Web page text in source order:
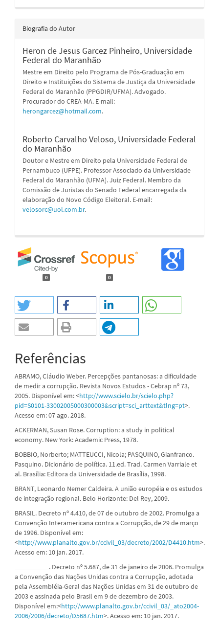
Biografia do Autor
Heron de Jesus Garcez Pinheiro, Universidade
Federal do Maranhão
Mestre em Direito pelo Programa de Pós-Graduação em
Direito e Instituições do Sistema de Justiça da Universidade
Federal do Maranhão (PPGDIR/UFMA). Advogado.
Procurador do CREA-MA. E-mail:
herongarcez@hotmail.com.
Roberto Carvalho Veloso, Universidade Federal
do Maranhão
Doutor e Mestre em Direito pela Universidade Federal de
Pernambuco (UFPE). Professor Associado da Universidade
Federal do Maranhão (UFMA). Juiz Federal. Membro da
Comissão de Juristas do Senado Federal encarregada da
elaboração do Novo Código Eleitoral. E-mail:
velosorc@uol.com.br.
0 0
Referências
ABRAMO, Cláudio Weber. Percepções pantanosas: a dificuldade
de medir a corrupção. Revista Novos Estudos - Cebrap nº 73,
2005. Disponível em: <http://www.scielo.br/scielo.php?
pid=S0101-33002005000300003&script=sci_arttext&tlng=pt>.
Acesso em: 07 ago. 2018.
ACKERMAN, Susan Rose. Corruption: a study in political
economy. New York: Academic Press, 1978.
BOBBIO, Norberto; MATTEUCCI, Nicola; PASQUINO, Gianfranco.
Pasquino. Dicionário de política. 11.ed. Trad. Carmen Varriale et
al. Brasília: Editora da Universidade de Brasília, 1998.
BRANT, Leonardo Nemer Caldeira. A união européia e os estudos
de integração regional. Belo Horizonte: Del Rey, 2009.
BRASIL. Decreto nº 4.410, de 07 de outubro de 2002. Promulga a
Convenção Interamericana contra a Corrupção, de 29 de março
de 1996. Disponível em:
<http://www.planalto.gov.br/ccivil_03/decreto/2002/D4410.htm>.
Acesso em: 10 jan. 2017.
__________. Decreto nº 5.687, de 31 de janeiro de 2006. Promulga
a Convenção das Nações Unidas contra a Corrupção, adotada
pela Assembléia-Geral das Nações Unidas em 31 de outubro de
2003 e assinada pelo Brasil em 9 de dezembro de 2003.
Disponível em:<http://www.planalto.gov.br/ccivil_03/_ato2004-
2006/2006/decreto/D5687.htm>. Acesso em: 10 jan. 2017.